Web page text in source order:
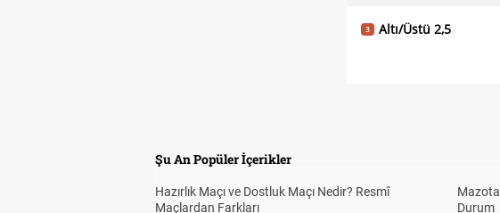
3 Altı/Üstü 2,5
3 İkinci Yarı Sonucu
Şu An Popüler İçerikler
Hazırlık Maçı ve Dostluk Maçı Nedir? Resmî
Maçlardan Farkları
Durum